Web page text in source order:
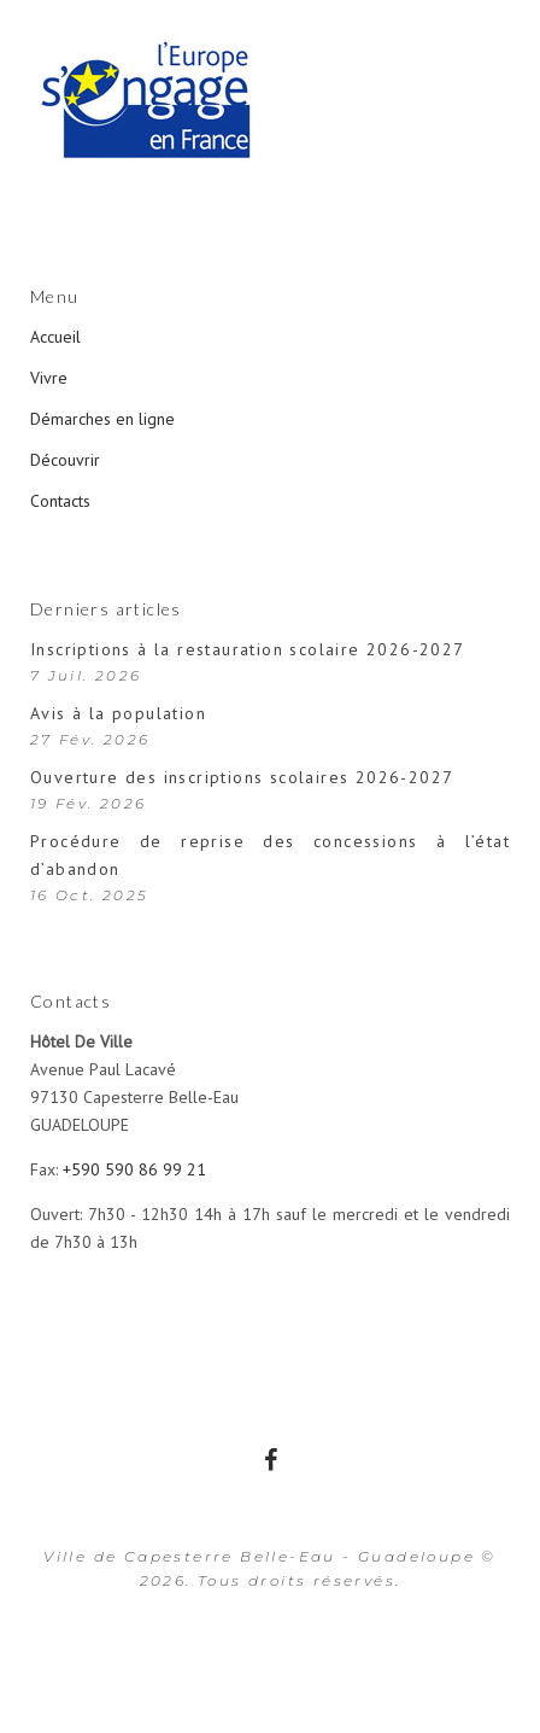
Menu
Accueil
Vivre
Démarches en ligne
Découvrir
Contacts
Derniers articles
Inscriptions à la restauration scolaire 2026-2027
7 Juil. 2026
Avis à la population
27 Fév. 2026
Ouverture des inscriptions scolaires 2026-2027
19 Fév. 2026
Procédure de reprise des concessions à l’état
d’abandon
16 Oct. 2025
Contacts
Hôtel De Ville
Avenue Paul Lacavé
97130 Capesterre Belle-Eau
GUADELOUPE
Fax: +590 590 86 99 21
Ouvert: 7h30 - 12h30 14h à 17h sauf le mercredi et le vendredi
de 7h30 à 13h
Ville de Capesterre Belle-Eau - Guadeloupe ©
2026. Tous droits réservés.